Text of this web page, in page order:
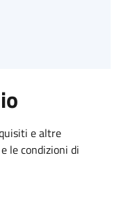
e altre
le condizioni di